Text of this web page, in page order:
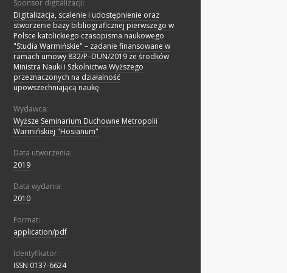
Sponsor digitalizacji:
Digitalizacja, scalenie i udostępnienie oraz
stworzenie bazy bibliograficznej pierwszego w
Polsce katolickiego czasopisma naukowego
"Studia Warmińskie" – zadanie finansowane w
ramach umowy 832/P–DUN/2019 ze środków
Ministra Nauki i Szkolnictwa Wyższego
przeznaczonych na działalność
upowszechniającą naukę
Wydawca:
Wyższe Seminarium Duchowne Metropolii
Warmińskiej "Hosianum"
Data utworzenia:
2019
Data wydania:
2010
Format:
application/pdf
Identyfikator:
ISSN 0137-6624